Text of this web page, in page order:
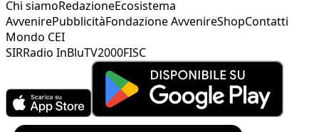
Chi siamoRedazioneEcosistema
AvvenirePubblicitàFondazione AvvenireShopContatti
Mondo CEI
SIRRadio InBluTV2000FISC